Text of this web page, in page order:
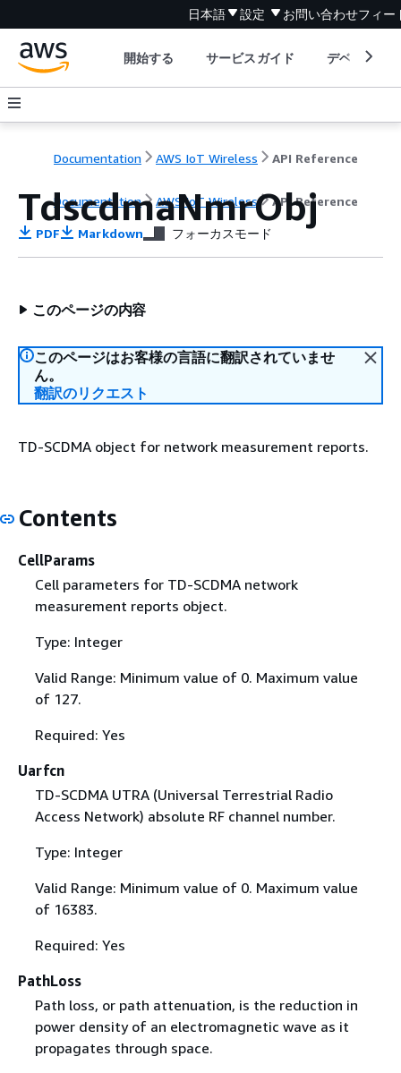
日本語 設定 お問い合わせフィー
開始する サービスガイド デベロッパ
Documentation AWS IoT Wireless API Reference
Documentation AWS IoT Wireless API Reference
TdscdmaNmrObj
PDF Markdown フォーカスモード
このページの内容
このページはお客様の言語に翻訳されていませ
ん。
翻訳のリクエスト
TD-SCDMA object for network measurement reports.
Contents
CellParams
Cell parameters for TD-SCDMA network
measurement reports object.
Type: Integer
Valid Range: Minimum value of 0. Maximum value
of 127.
Required: Yes
Uarfcn
TD-SCDMA UTRA (Universal Terrestrial Radio
Access Network) absolute RF channel number.
Type: Integer
Valid Range: Minimum value of 0. Maximum value
of 16383.
Required: Yes
PathLoss
Path loss, or path attenuation, is the reduction in
power density of an electromagnetic wave as it
propagates through space.